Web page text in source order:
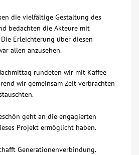
die vielfältige Gestaltung des
bedachten die Akteure mit
Erleichterung über diesen
allen anzusehen.
rundeten wir mit Kaffee
wir gemeinsam Zeit verbrachten
geht an die engagierten
Projekt ermöglicht haben.
Generationenverbindung.